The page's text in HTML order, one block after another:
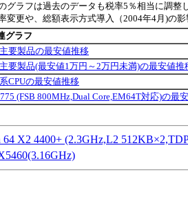
グラフは過去のデータも税率5％相当に調整
変更や、総額表示方式導入（2004年4月)の影
グラフ
要製品の最安値推移
要製品(最安値1万円～2万円未満)の最安値推
CPUの最安値推移
(FSB 800MHz,Dual Core,EM64T対応)の最
64 X2 4400+ (2.3GHz,L2